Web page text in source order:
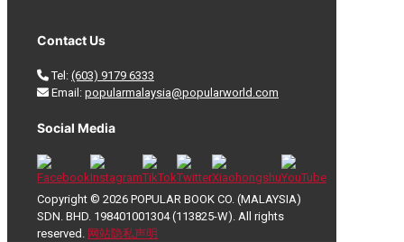
Contact Us
Tel: (603) 9179 6333
Email: popularmalaysia@popularworld.com
Social Media
Copyright © 2026 POPULAR BOOK CO. (MALAYSIA)
SDN. BHD. 198401001304 (113825-W). All rights
reserved. 网站隐私声明